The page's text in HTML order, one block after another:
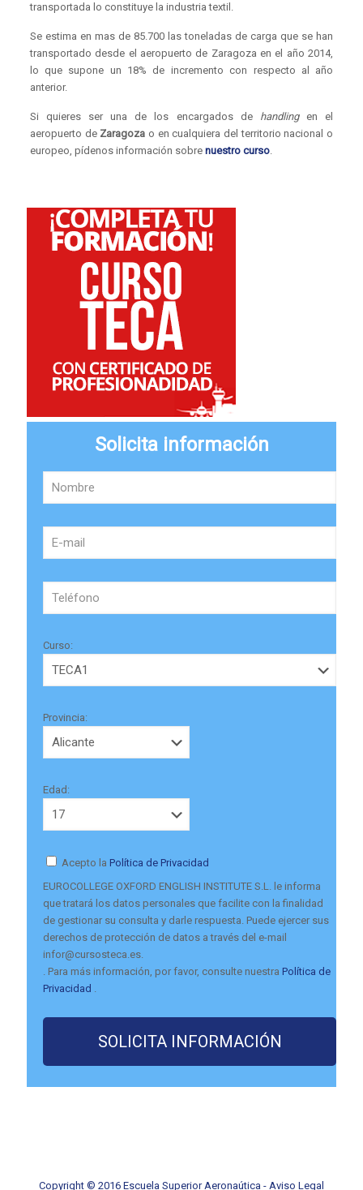
transportada lo constituye la industria textil.
Se estima en mas de 85.700 las toneladas de carga que se han
transportado desde el aeropuerto de Zaragoza en el año 2014,
lo que supone un 18% de incremento con respecto al año
anterior.
Si quieres ser una de los encargados de handlingen el
aeropuerto de Zaragoza o en cualquiera del territorio nacional o
europeo, pídenos información sobre nuestro curso.
Solicita información
Curso:
Provincia:
Edad:
Acepto la Política de Privacidad
EUROCOLLEGE OXFORD ENGLISH INSTITUTE S.L. le informa
que tratará los datos personales que facilite con la finalidad
de gestionar su consulta y darle respuesta. Puede ejercer sus
derechos de protección de datos a través del e-mail
infor@cursosteca.es.
. Para más información, por favor, consulte nuestra Política de
Privacidad .
Copyright © 2016 Escuela Superior Aeronaútica - Aviso Legal